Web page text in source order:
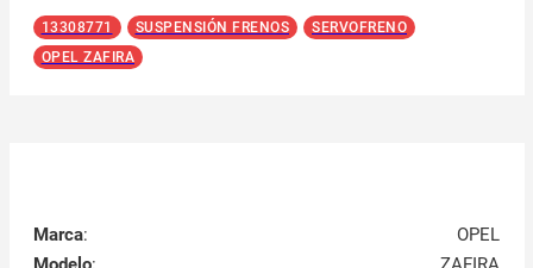
13308771 SUSPENSIÓN FRENOS
SERVOFRENO
OPEL ZAFIRA
Marca:
OPEL